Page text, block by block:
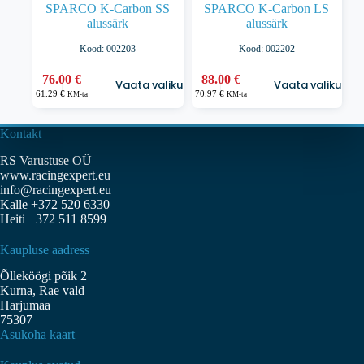
SPARCO K-Carbon SS
alussärk
Kood: 002203
76.00€
61.29€ KM-ta
Vaata valikuid
Sellel
tootel
varianti.
saab
teha
tootelehel.
SPARCO K-Carbon LS
alussärk
Kood: 002202
88.00 €
70.97 € KM-ta
Vaata valikuid
Sellel
tootel
Kontakt
RS Varustuse OÜ
www.racingexpert.eu
info@racingexpert.eu
Kalle +372 520 6330
Heiti +372 511 8599
Kaupluse aadress
Õlleköögi põik 2
Kurna, Rae vald
Harjumaa
75307
Asukoha kaart